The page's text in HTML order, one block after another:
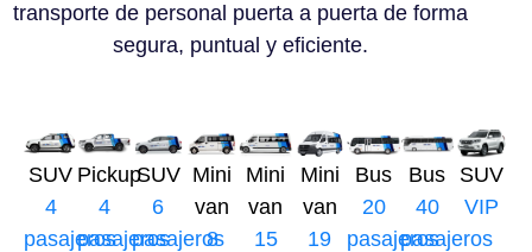
transporte de personal puerta a puerta de forma
segura, puntual y eficiente.
SUV
4
pasajeros
Pickup
4
pasajeros
SUV
6
pasajeros
Mini
van
8
Mini
van
15
Mini
van
19
Bus
20
pasajeros
Bus
40
pasajeros
SUV
VIP